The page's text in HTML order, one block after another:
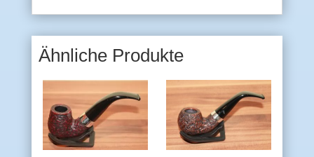
Ähnliche Produkte